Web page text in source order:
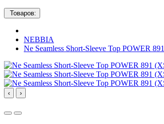
Товаров:
NEBBIA
Ne Seamless Short-Sleeve Top POWER
‹ ›